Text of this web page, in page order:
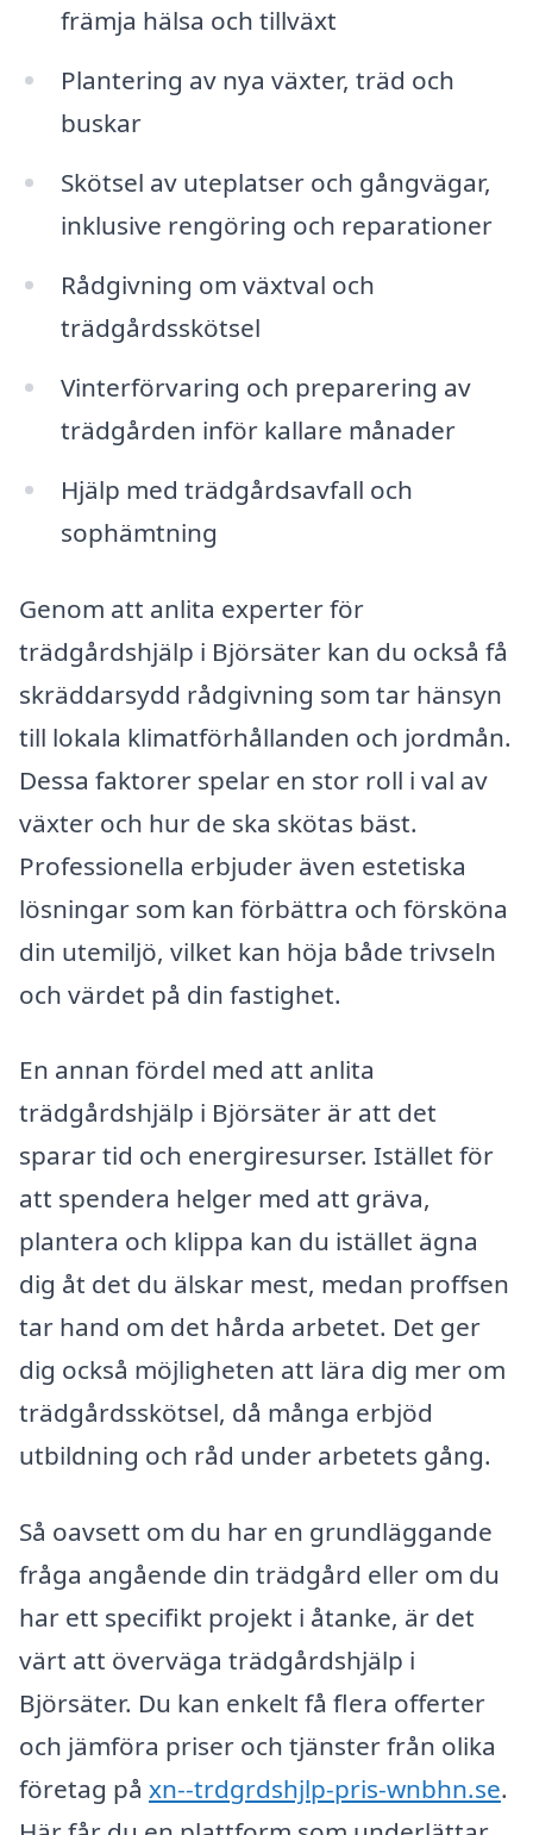
främja hälsa och tillväxt
Plantering av nya växter, träd och
buskar
Skötsel av uteplatser och gångvägar,
inklusive rengöring och reparationer
Rådgivning om växtval och
trädgårdsskötsel
Vinterförvaring och preparering av
trädgården inför kallare månader
Hjälp med trädgårdsavfall och
sophämtning
Genom att anlita experter för
trädgårdshjälp i Björsäter kan du också få
skräddarsydd rådgivning som tar hänsyn
till lokala klimatförhållanden och jordmån.
Dessa faktorer spelar en stor roll i val av
växter och hur de ska skötas bäst.
Professionella erbjuder även estetiska
lösningar som kan förbättra och försköna
din utemiljö, vilket kan höja både trivseln
och värdet på din fastighet.
En annan fördel med att anlita
trädgårdshjälp i Björsäter är att det
sparar tid och energiresurser. Istället för
att spendera helger med att gräva,
plantera och klippa kan du istället ägna
dig åt det du älskar mest, medan proffsen
tar hand om det hårda arbetet. Det ger
dig också möjligheten att lära dig mer om
trädgårdsskötsel, då många erbjöd
utbildning och råd under arbetets gång.
Så oavsett om du har en grundläggande
fråga angående din trädgård eller om du
har ett specifikt projekt i åtanke, är det
värt att överväga trädgårdshjälp i
Björsäter. Du kan enkelt få flera offerter
och jämföra priser och tjänster från olika
företag på xn--trdgrdshjlp-pris-wnbhn.se.